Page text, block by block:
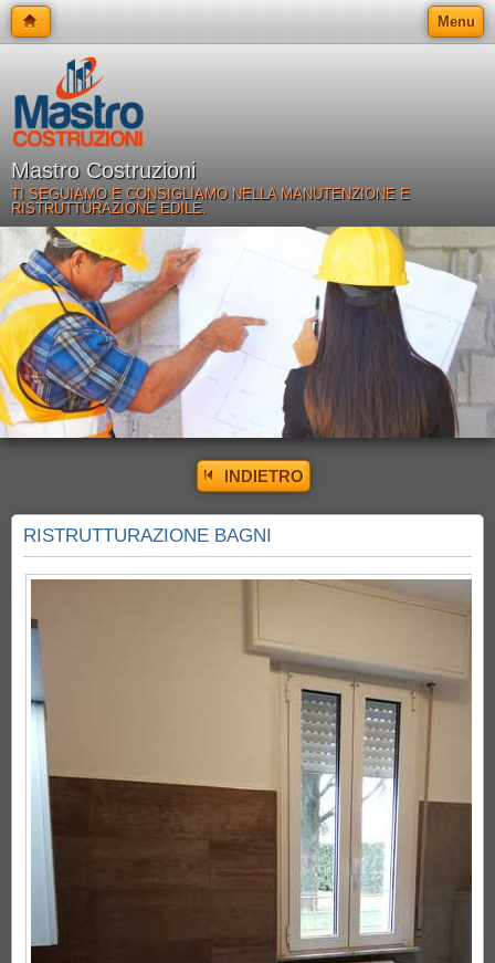
Menu
Mastro Costruzioni
TI SEGUIAMO E CONSIGLIAMO NELLA MANUTENZIONE E
RISTRUTTURAZIONE EDILE.
INDIETRO
RISTRUTTURAZIONE BAGNI